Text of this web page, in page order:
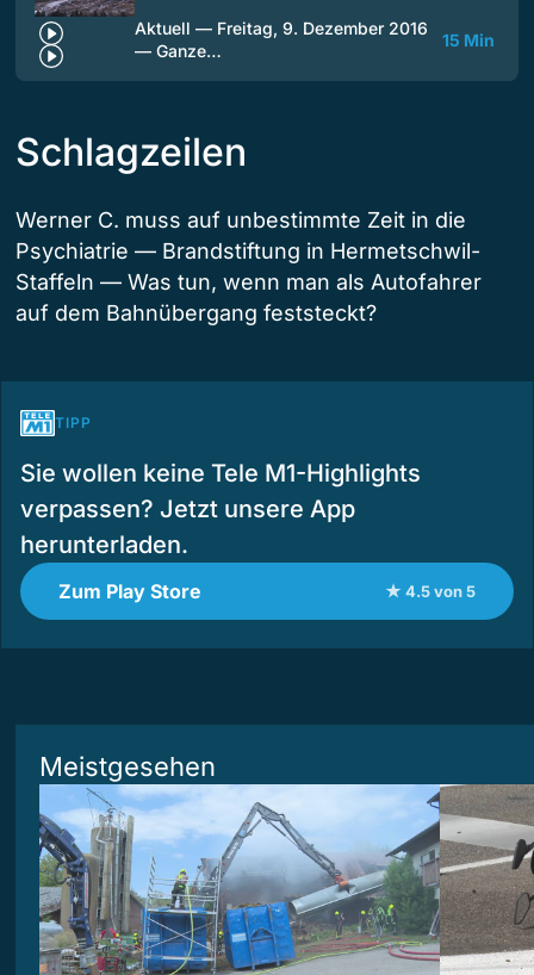
Aktuell — Freitag, 9. Dezember 2016
— Ganze…
15 Min
Schlagzeilen
Werner C. muss auf unbestimmte Zeit in die
Psychiatrie — Brandstiftung in Hermetschwil-
Staffeln — Was tun, wenn man als Autofahrer
auf dem Bahnübergang feststeckt?
TIPP
Sie wollen keine Tele M1-Highlights
verpassen? Jetzt unsere App
herunterladen.
Zum Play Store ★ 4.5 von 5
Meistgesehen